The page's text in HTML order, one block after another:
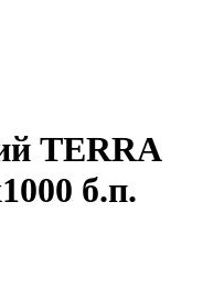
TERRA
б.п.